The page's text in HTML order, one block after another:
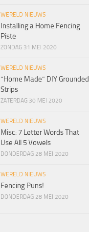
WERELD NIEUWS
Installing a Home Fencing
Piste
ZONDAG 31 MEI 2020
WERELD NIEUWS
“Home Made” DIY Grounded
Strips
ZATERDAG 30 MEI 2020
WERELD NIEUWS
Misc: 7 Letter Words That
Use All 5 Vowels
DONDERDAG 28 MEI 2020
WERELD NIEUWS
Fencing Puns!
DONDERDAG 28 MEI 2020